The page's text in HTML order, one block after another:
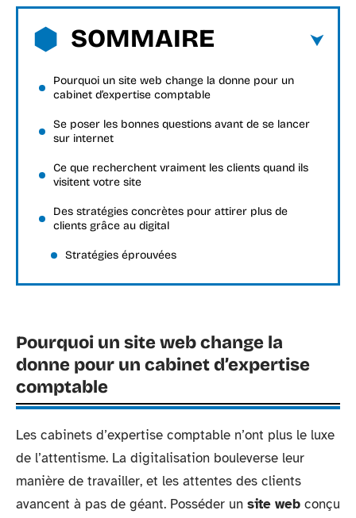
SOMMAIRE
Pourquoi un site web change la donne pour un
cabinet d’expertise comptable
Se poser les bonnes questions avant de se lancer
sur internet
Ce que recherchent vraiment les clients quand ils
visitent votre site
Des stratégies concrètes pour attirer plus de
clients grâce au digital
Stratégies éprouvées
Pourquoi un site web change la
donne pour un cabinet d’expertise
comptable
Les cabinets d’expertise comptable n’ont plus le luxe
de l’attentisme. La digitalisation bouleverse leur
manière de travailler, et les attentes des clients
avancent à pas de géant. Posséder un site web conçu